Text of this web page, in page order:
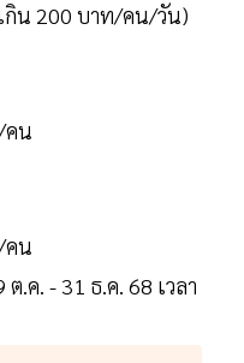
กิน 200 บาท/คน/วัน)
คน
คน
.ค. - 31 ธ.ค. 68 เวลา